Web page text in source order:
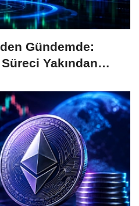
Gündemde:
Yakından